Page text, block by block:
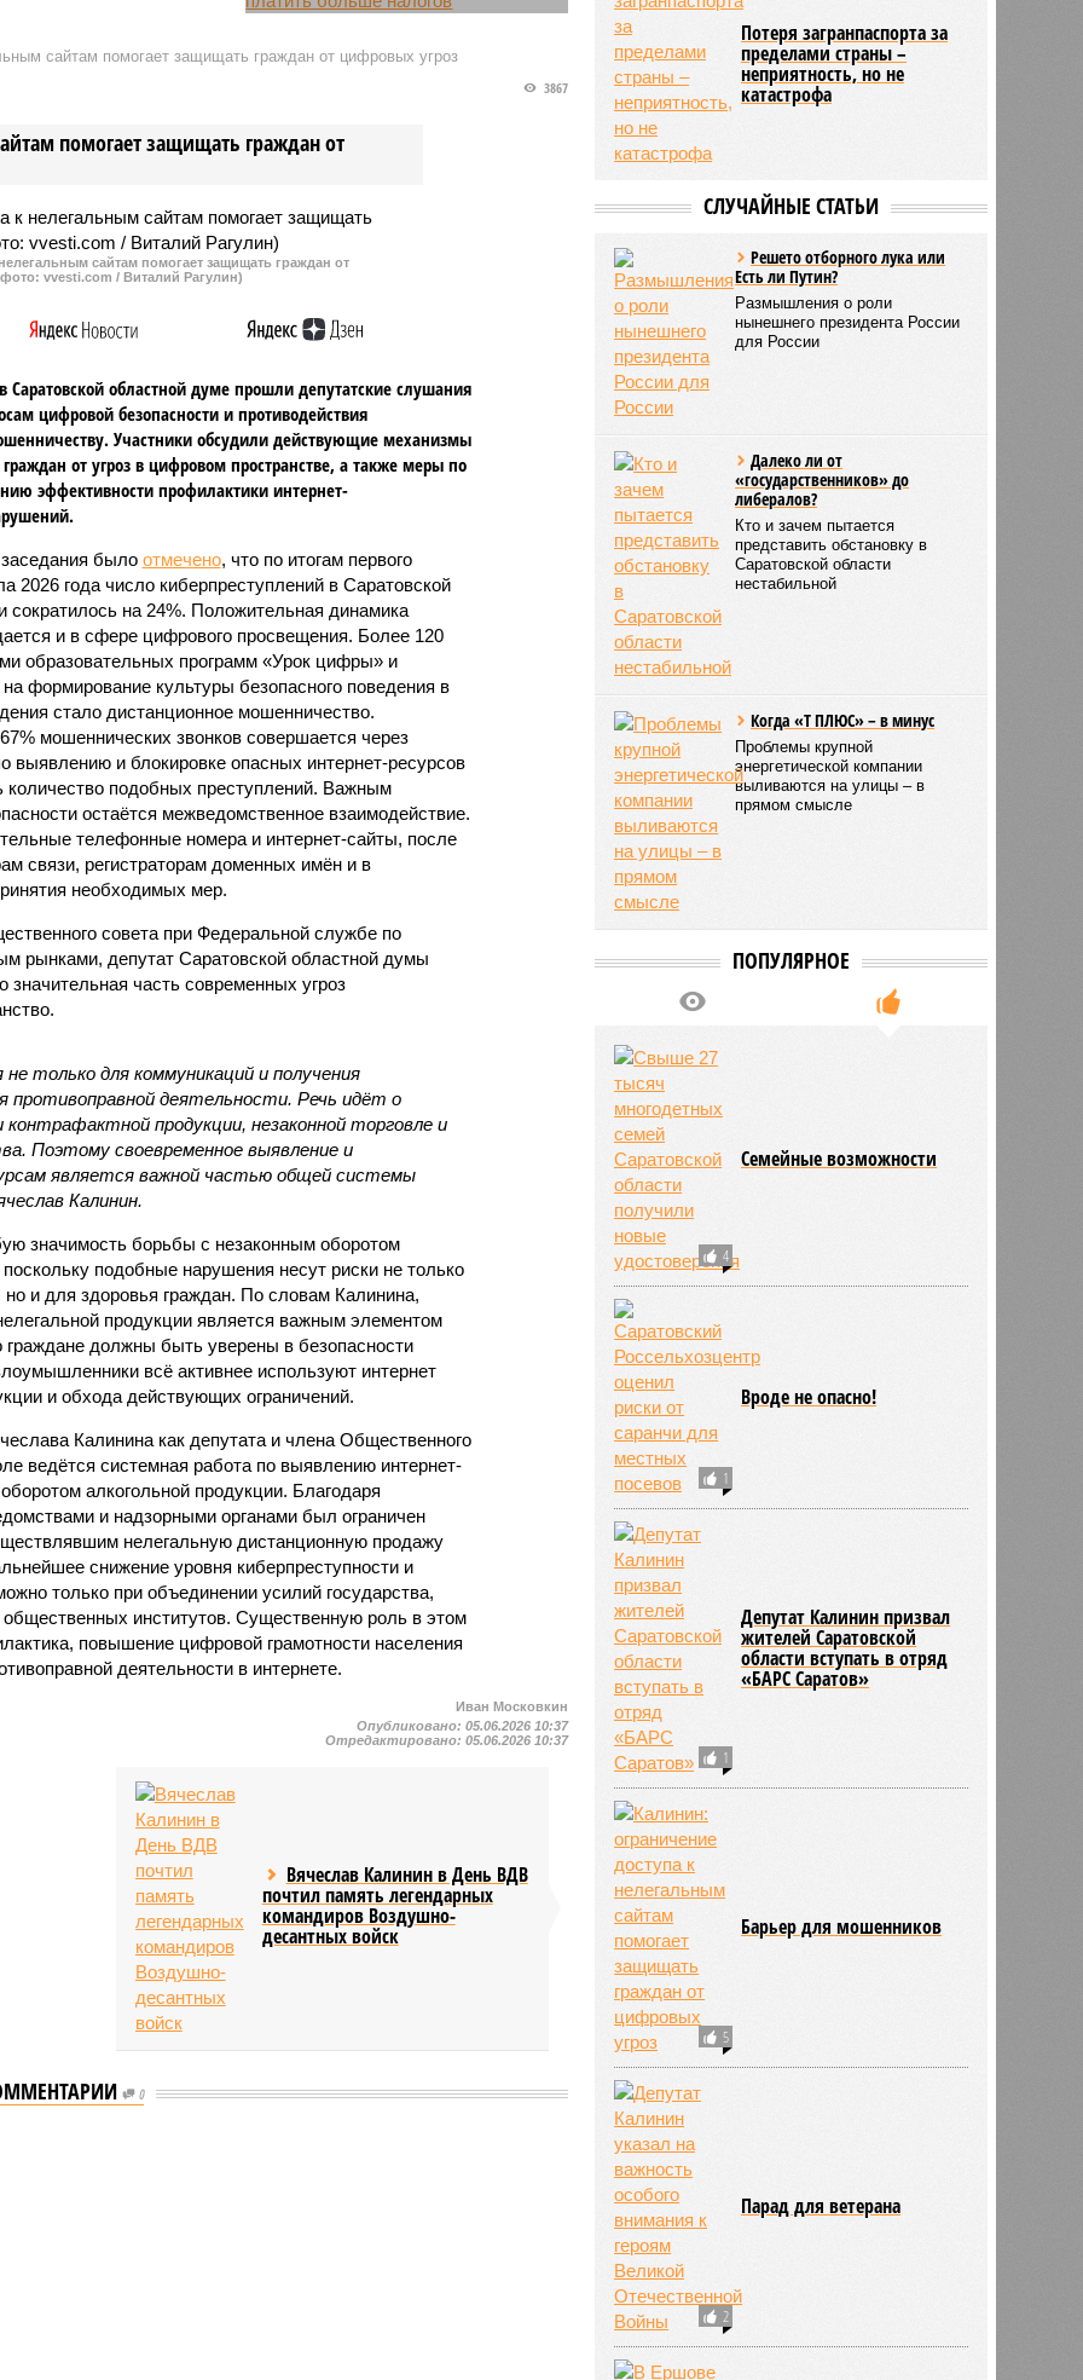
доход в
Саратовская Торгово-
предварительные данные по
переоценке участков и объектов
регионе. Их кадастровая
налоговая нагрузка на
предпринимателей.
сайтам помогает защищать граждан от цифровых угроз
помогает защищать граждан от
3867
сайтам помогает защищать граждан от
vvesti.com / Виталий Рагулин)
Саратовской областной думе прошли депутатские слушания
цифровой безопасности и противодействия
Участники обсудили действующие механизмы
от угроз в цифровом пространстве, а также меры по
эффективности профилактики интернет-
было отмечено, что по итогам первого
2026 года число киберпреступлений в Саратовской
сократилось на 24%. Положительная динамика
и в сфере цифрового просвещения. Более 120
образовательных программ «Урок цифры» и
формирование культуры безопасного поведения в
стало дистанционное мошенничество.
мошеннических звонков совершается через
и блокировке опасных интернет-ресурсов
количество подобных преступлений. Важным
остаётся межведомственное взаимодействие.
телефонные номера и интернет-сайты, после
связи, регистраторам доменных имён и в
необходимых мер.
совета при Федеральной службе по
рынками, депутат Саратовской областной думы
значительная часть современных угроз
только для коммуникаций и получения
противоправной деятельности. Речь идёт о
продукции, незаконной торговле и
Поэтому своевременное выявление и
является важной частью общей системы
Калинин.
значимость борьбы с незаконным оборотом
подобные нарушения несут риски не только
и для здоровья граждан. По словам Калинина,
продукции является важным элементом
должны быть уверены в безопасности
всё активнее используют интернет
и обхода действующих ограничений.
Калинина как депутата и члена Общественного
ведётся системная работа по выявлению интернет-
алкогольной продукции. Благодаря
и надзорными органами был ограничен
нелегальную дистанционную продажу
снижение уровня киберпреступности и
только при объединении усилий государства,
общественных институтов. Существенную роль в этом
повышение цифровой грамотности населения
деятельности в интернете.
Иван Московкин
Опубликовано:05.06.2026 10:37
Отредактировано:05.06.2026 10:37
Вячеслав Калинин в День ВДВ
почтил память легендарных
командиров Воздушно-
десантных войск
0
Потеря загранпаспорта за
пределами страны –
неприятность, но не
катастрофа
СЛУЧАЙНЫЕ СТАТЬИ
Решето отборного лука или
Есть ли Путин?
Размышления о роли
нынешнего президента России
для России
Далеко ли от
«государственников» до
либералов?
Кто и зачем пытается
представить обстановку в
Саратовской области
нестабильной
Когда «Т ПЛЮС» – в минус
Проблемы крупной
энергетической компании
выливаются на улицы – в
прямом смысле
ПОПУЛЯРНОЕ
4
Семейные возможности
1
Вроде не опасно!
1
Депутат Калинин призвал
жителей Саратовской
области вступать в отряд
«БАРС Саратов»
5
Барьер для мошенников
2
Парад для ветерана